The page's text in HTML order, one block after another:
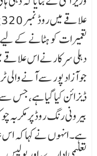
تعمیرات کو ہٹانے کے
دہلی سرکار نے اس علاقے
جو آزاد پور سے آنے
ڈیزائن کیا گیا ہے، جس
بیرونی رنگ روڈ پر
ہے۔ انہوں نے کہا کہ اس